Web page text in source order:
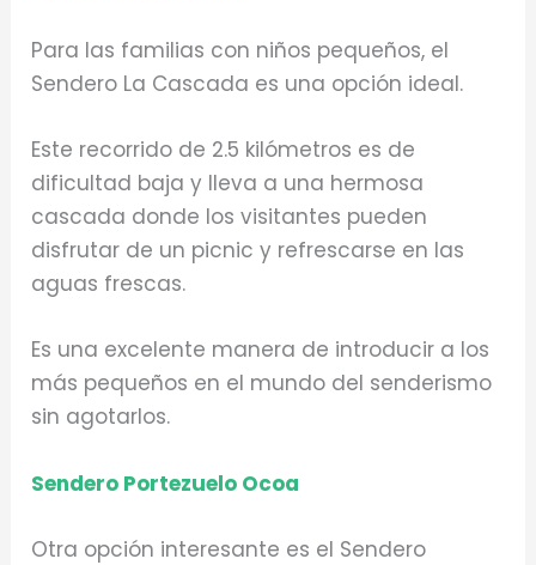
Para las familias con niños pequeños, el
Sendero La Cascada es una opción ideal.
Este recorrido de 2.5 kilómetros es de
dificultad baja y lleva a una hermosa
cascada donde los visitantes pueden
disfrutar de un picnic y refrescarse en las
aguas frescas.
Es una excelente manera de introducir a los
más pequeños en el mundo del senderismo
sin agotarlos.
Sendero Portezuelo Ocoa
Otra opción interesante es el Sendero